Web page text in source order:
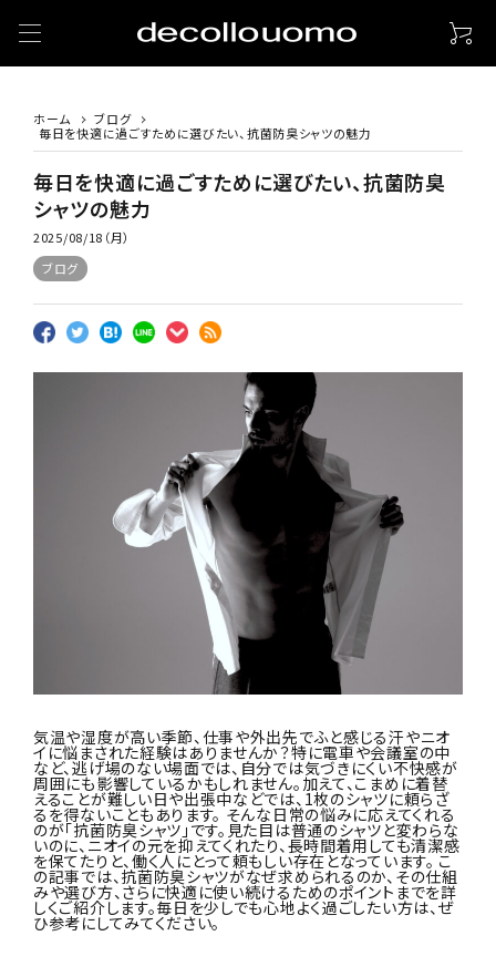
ホーム
ブログ
毎日を快適に過ごすために選びたい、抗菌防臭シャツの魅力
毎日を快適に過ごすために選びたい、抗菌防臭
シャツの魅力
2025/08/18（月）
ブログ
気温や湿度が高い季節、仕事や外出先でふと感じる汗やニオ
イに悩まされた経験はありませんか？特に電車や会議室の中
など、逃げ場のない場面では、自分では気づきにくい不快感が
周囲にも影響しているかもしれません。加えて、こまめに着替
えることが難しい日や出張中などでは、1枚のシャツに頼らざ
るを得ないこともあります。 そんな日常の悩みに応えてくれる
のが「抗菌防臭シャツ」です。見た目は普通のシャツと変わらな
いのに、ニオイの元を抑えてくれたり、長時間着用しても清潔感
を保てたりと、働く人にとって頼もしい存在となっています。 こ
の記事では、抗菌防臭シャツがなぜ求められるのか、その仕組
みや選び方、さらに快適に使い続けるためのポイントまでを詳
しくご紹介します。毎日を少しでも心地よく過ごしたい方は、ぜ
ひ参考にしてみてください。